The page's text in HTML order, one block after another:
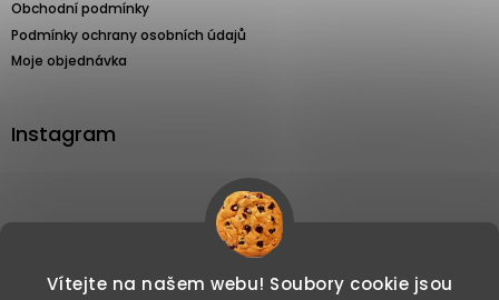
Vítejte na našem webu! Soubory cookie jsou
Obchodní podmínky
Podmínky ochrany osobních údajů
Moje objednávka
Instagram